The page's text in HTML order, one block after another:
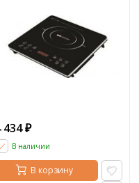
434 ₽
В наличии
В корзину